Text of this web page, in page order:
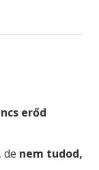
erőd
de nem tudod,